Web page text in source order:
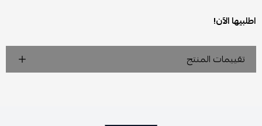
اطلبيها الآن!
تقييمات المنتج